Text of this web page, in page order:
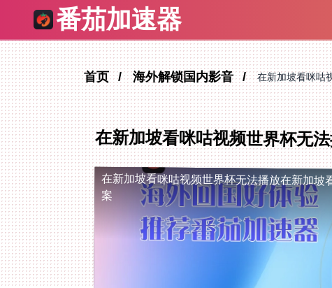
番茄加速器
首页 海外解锁国内影音 在新加坡看咪咕
在新加坡看咪咕视频世界杯无
在新加坡看咪咕视频世界杯无法播放在新加坡
案